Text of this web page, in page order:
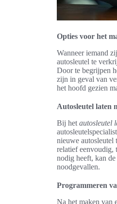
Opties voor het
Wanneer iemand
autosleutel te
Door te begrijpen
zijn in geval van
het hoofd gezien
Autosleutel laten
Bij het autosleutel
nieuwe autosleutel
relatief eenvoudig,
nodig heeft, kan
noodgevallen.
Programmeren
Na het maken van